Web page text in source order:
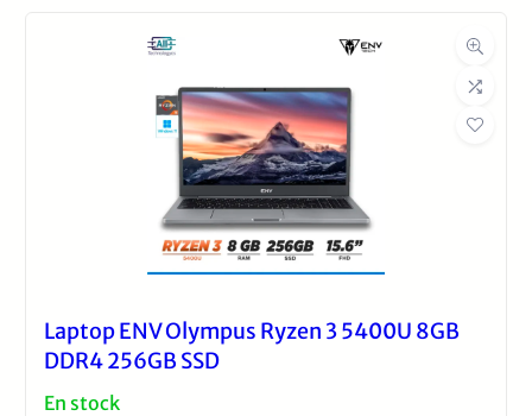
Laptop ENV Olympus Ryzen 3 5400U 8GB
DDR4 256GB SSD
En stock